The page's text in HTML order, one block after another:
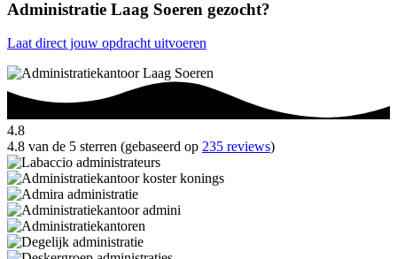
Administratie Laag Soeren gezocht?
Laat direct jouw opdracht uitvoeren
4.8
4.8 van de 5 sterren (gebaseerd op 235 reviews)